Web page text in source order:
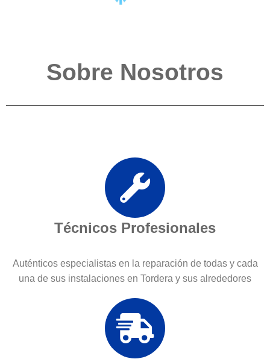
Sobre Nosotros
Técnicos Profesionales
Auténticos especialistas en la reparación de todas y cada
una de sus instalaciones en Tordera y sus alrededores